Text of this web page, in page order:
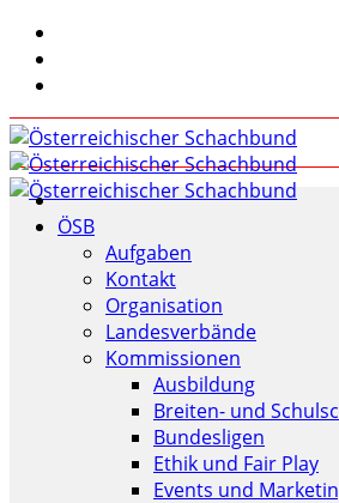
ÖSB
Aufgaben
Kontakt
Organisation
Landesverbände
Kommissionen
Ausbildung
Breiten- und
Bundesligen
Ethik und Fair Play
Events und